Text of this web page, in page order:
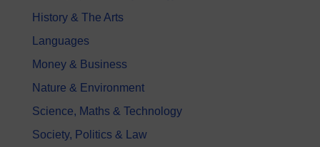
History & The Arts
Languages
Money & Business
Nature & Environment
Science, Maths & Technology
Society, Politics & Law